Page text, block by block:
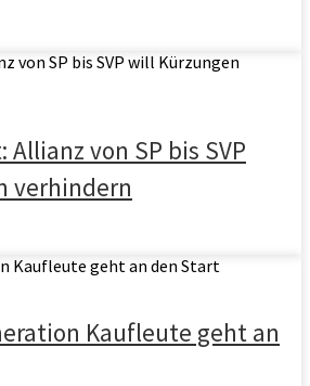
von SP bis SVP
verhindern
Kaufleute geht an